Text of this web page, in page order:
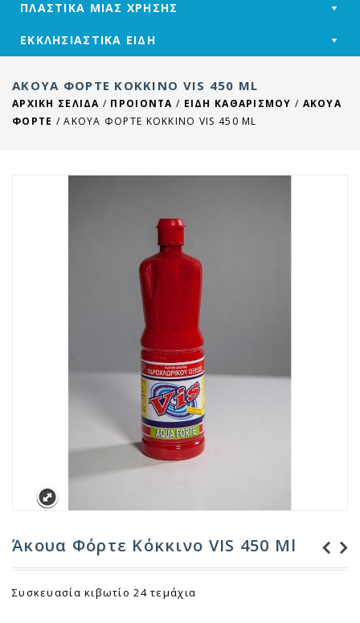
ΠΛΑΣΤΙΚΑ ΜΙΑΣ ΧΡΗΣΗΣ
ΕΚΚΛΗΣΙΑΣΤΙΚΑ ΕΙΔΗ
ΆΚΟΥΑ ΦΌΡΤΕ ΚΌΚΚΙΝΟ VIS 450 ML
ΑΡΧΙΚΉ ΣΕΛΊΔΑ / ΠΡΟΙΟΝΤΑ / ΕΙΔΗ ΚΑΘΑΡΙΣΜΟΥ / ΑΚΟΥΑ
ΦΟΡΤΕ /ΆΚΟΥΑ ΦΌΡΤΕ ΚΌΚΚΙΝΟ VIS 450 ML
Άκουα Φόρτε Κόκκινο VIS 450 Ml
Συσκευασία κιβωτίο 24 τεμάχια